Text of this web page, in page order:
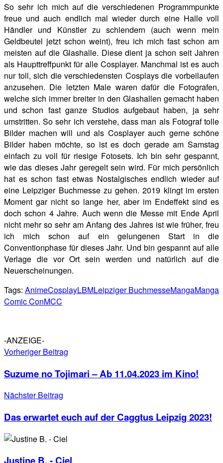
So sehr ich mich auf die verschiedenen Programmpunkte
freue und auch endlich mal wieder durch eine Halle voll
Händler und Künstler zu schlendern (auch wenn mein
Geldbeutel jetzt schon weint), freu ich mich fast schon am
meisten auf die Glashalle. Diese dient ja schon seit Jahren
als Haupttreffpunkt für alle Cosplayer. Manchmal ist es auch
nur toll, sich die verschiedensten Cosplays die vorbeilaufen
anzusehen. Die letzten Male waren dafür die Fotografen,
welche sich immer breiter in den Glashallen gemacht haben
und schon fast ganze Studios aufgebaut haben, ja sehr
umstritten. So sehr ich verstehe, dass man als Fotograf tolle
Bilder machen will und als Cosplayer auch gerne schöne
Bilder haben möchte, so ist es doch gerade am Samstag
einfach zu voll für riesige Fotosets. Ich bin sehr gespannt,
wie das dieses Jahr geregelt sein wird. Für mich persönlich
hat es schon fast etwas Nostalgisches endlich wieder auf
eine Leipziger Buchmesse zu gehen. 2019 klingt im ersten
Moment gar nicht so lange her, aber im Endeffekt sind es
doch schon 4 Jahre. Auch wenn die Messe mit Ende April
nicht mehr so sehr am Anfang des Jahres ist wie früher, freu
ich mich schon auf ein gelungenen Start in die
Conventionphase für dieses Jahr. Und bin gespannt auf alle
Verlage die vor Ort sein werden und natürlich auf die
Neuerscheinungen.
Tags: AnimeCosplayLBMLeipziger BuchmesseMangaManga
Comic ConMCC
-ANZEIGE-
Vorheriger Beitrag
Suzume no Tojimari – Ab 11.04.2023 im Kino!
Nächster Beitrag
Das erwartet euch auf der Caggtus Leipzig 2023!